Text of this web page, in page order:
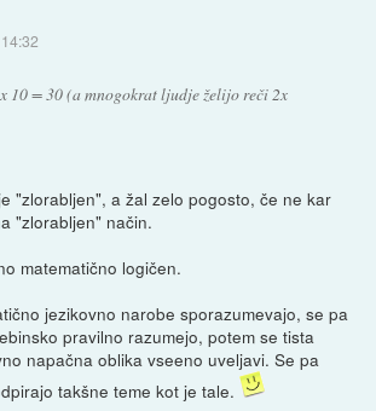
10 = 30 (a mnogokrat ljudje želijo reči 2x
"zlorabljen", a žal zelo pogosto, če ne kar
"zlorabljen" način.
matematično logičen.
jezikovno narobe sporazumevajo, se pa
pravilno razumejo, potem se tista
napačna oblika vseeno uveljavi. Se pa
takšne teme kot je tale.